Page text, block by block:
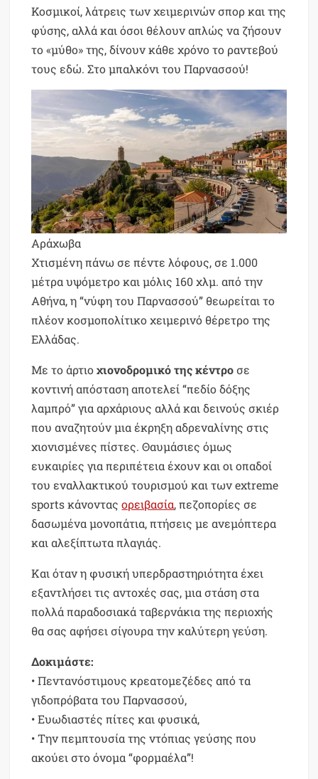
Κοσμικοί, λάτρεις των χειμερινών σπορ και της
φύσης, αλλά και όσοι θέλουν απλώς να ζήσουν
το «μύθο» της, δίνουν κάθε χρόνο το ραντεβού
τους εδώ. Στο μπαλκόνι του Παρνασσού!
Αράχωβα
Χτισμένη πάνω σε πέντε λόφους, σε 1.000
μέτρα υψόμετρο και μόλις 160 χλμ. από την
Αθήνα, η “νύφη του Παρνασσού” θεωρείται το
πλέον κοσμοπολίτικο χειμερινό θέρετρο της
Ελλάδας.
Με το άρτιοχιονοδρομικό της κέντροσε
κοντινή απόσταση αποτελεί “πεδίο δόξης
λαμπρό” για αρχάριους αλλά και δεινούς σκιέρ
που αναζητούν μια έκρηξη αδρεναλίνης στις
χιονισμένες πίστες. Θαυμάσιες όμως
ευκαιρίες για περιπέτεια έχουν και οι οπαδοί
του εναλλακτικού τουρισμού και των extreme
sports κάνονταςορειβασία, πεζοπορίες σε
δασωμένα μονοπάτια, πτήσεις με ανεμόπτερα
και αλεξίπτωτα πλαγιάς.
Και όταν η φυσική υπερδραστηριότητα έχει
εξαντλήσει τις αντοχές σας, μια στάση στα
πολλά παραδοσιακά ταβερνάκια της περιοχής
θα σας αφήσει σίγουρα την καλύτερη γεύση.
Δοκιμάστε:
• Πεντανόστιμους κρεατομεζέδες από τα
γιδοπρόβατα του Παρνασσού,
• Ευωδιαστές πίτες και φυσικά,
• Την πεμπτουσία της ντόπιας γεύσης που
ακούει στο όνομα “φορμαέλα”!